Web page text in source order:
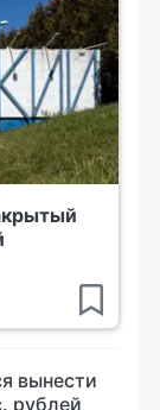
вынести
рублей